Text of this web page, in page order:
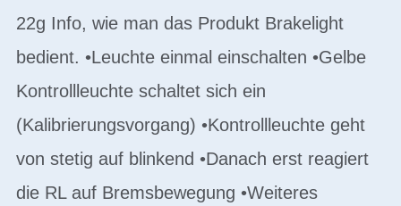
22g Info, wie man das Produkt Brakelight
bedient. •Leuchte einmal einschalten •Gelbe
Kontrollleuchte schaltet sich ein
(Kalibrierungsvorgang) •Kontrollleuchte geht
von stetig auf blinkend •Danach erst reagiert
die RL auf Bremsbewegung •Weiteres